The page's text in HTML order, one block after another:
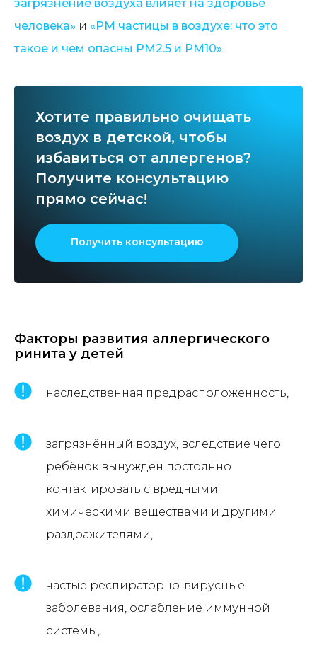
загрязнение воздуха влияет на здоровье
человека» и «PM частицы в воздухе: что это
такое и чем опасны PM2.5 и PM10»
Хотите правильно очищать
воздух в детской, чтобы
избавиться от аллергенов?
Получите консультацию
прямо сейчас!
Получить консультацию
Факторы развития аллергического
ринита у детей
наследственная предрасположенность,
загрязнённый воздух, вследствие чего
ребёнок вынужден постоянно
контактировать с вредными
химическими веществами и другими
раздражителями,
частые респираторно-вирусные
заболевания, ослабление иммунной
системы,